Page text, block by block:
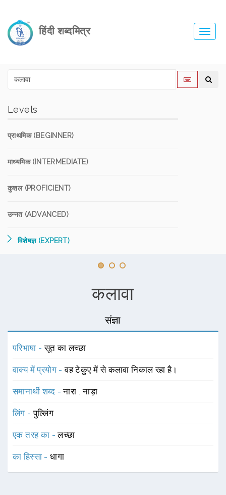
हिंदी शब्दमित्र
Levels
प्राथमिक (BEGINNER)
माध्यमिक (INTERMEDIATE)
कुशल (PROFICIENT)
उन्नत (ADVANCED)
विशेषज्ञ (EXPERT)
कलावा
संज्ञा
परिभाषा -सूत का लच्छा
वाक्य में प्रयोग -वह टेकुए में से कलावा निकाल रहा है।
समानार्थी शब्द -नारा ,नाड़ा
लिंग -पुल्लिंग
एक तरह का -लच्छा
का हिस्सा -धागा